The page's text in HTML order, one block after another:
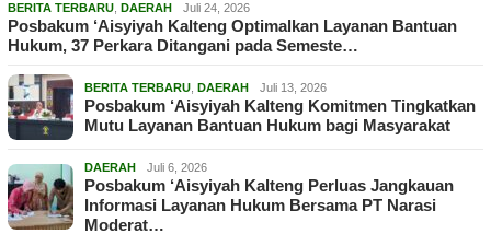
BERITA TERBARU DAERAH Juli 24, 2026
Posbakum ‘Aisyiyah Kalteng Optimalkan Layanan Bantuan
Hukum, 37 Perkara Ditangani pada Semeste…
BERITA TERBARU DAERAH Juli 13, 2026
Posbakum ‘Aisyiyah Kalteng Komitmen Tingkatkan
Mutu Layanan Bantuan Hukum bagi Masyarakat
DAERAH Juli 6, 2026
Posbakum ‘Aisyiyah Kalteng Perluas Jangkauan
Informasi Layanan Hukum Bersama PT Narasi
Moderat…